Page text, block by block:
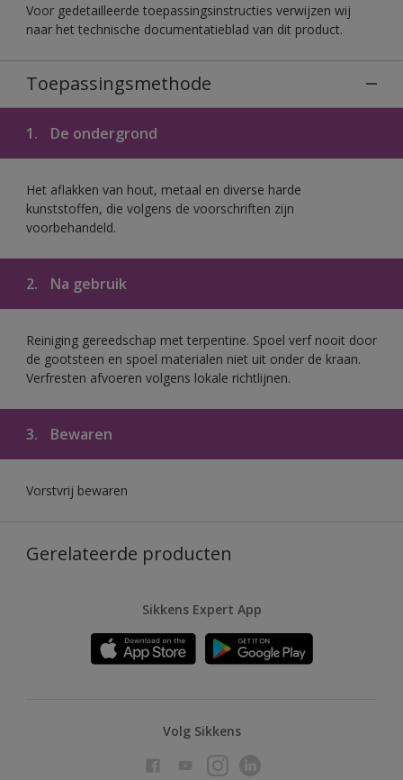
Voor gedetailleerde toepassingsinstructies verwijzen wij
naar het technische documentatieblad van dit product.
Toepassingsmethode
1. De ondergrond
Het aflakken van hout, metaal en diverse harde
kunststoffen, die volgens de voorschriften zijn
voorbehandeld.
2. Na gebruik
Reiniging gereedschap met terpentine. Spoel verf nooit door
de gootsteen en spoel materialen niet uit onder de kraan.
Verfresten afvoeren volgens lokale richtlijnen.
3. Bewaren
Vorstvrij bewaren
Gerelateerde producten
Sikkens Expert App
Volg Sikkens